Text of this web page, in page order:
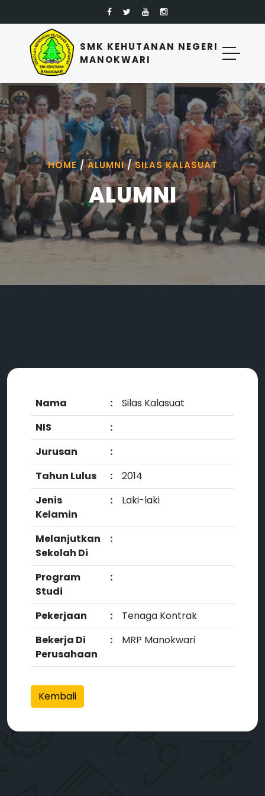
SMK KEHUTANAN NEGERI
MANOKWARI
HOME/ALUMNI/SILAS KALASUAT
ALUMNI
Nama :
Silas Kalasuat
NIS
:
Jurusan
:
Tahun Lulus
:
2014
Jenis
Kelamin
: Laki-laki
Melanjutkan
Sekolah Di
:
Program
Studi
:
Pekerjaan :
Tenaga Kontrak
Bekerja Di
Perusahaan
: MRP Manokwari
Kembali